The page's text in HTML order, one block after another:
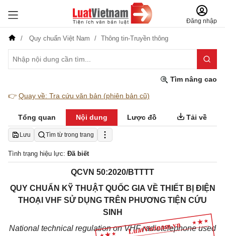
Đăng nhập
Quy chuẩn Việt Nam Thông tin-Truyền thông
Tìm nâng cao
👉 Quay về: Tra cứu văn bản (phiên bản cũ)
Tổng quan Nội dung Lược đồ Tải về
Lưu Tìm từ trong trang
Tình trạng hiệu lực: Đã biết
QCVN 50:2020/BTTTT
QUY CHUẨN KỸ THUẬT QUỐC GIA VỀ THIẾT BỊ ĐIỆN
THOẠI VHF SỬ DỤNG TRÊN PHƯƠNG TIỆN CỨU
SINH
National technical regulation on VHF radiotelephone used